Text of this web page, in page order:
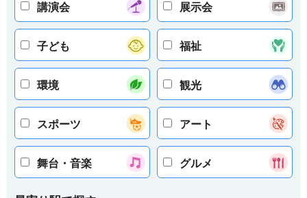
講演会 展示会
子ども 福祉
環境 観光
スポーツ アート
舞台・音楽 グルメ